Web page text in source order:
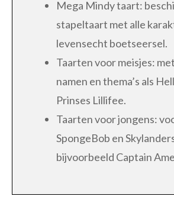
Mega Mindy taart:
stapeltaart met alle
levensecht boetseersel.
Taarten voor meisjes:
namen en thema’s als
Prinses Lillifee.
Taarten voor jongens:
SpongeBob en
bijvoorbeeld Captain